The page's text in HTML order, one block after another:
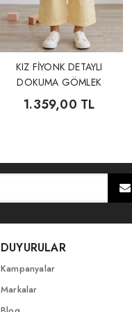
KIZ FİYONK DETAYLI
DOKUMA GÖMLEK
PANTOLON TAKIM
1.359,00 TL
DUYURULAR
Kampanyalar
Markalar